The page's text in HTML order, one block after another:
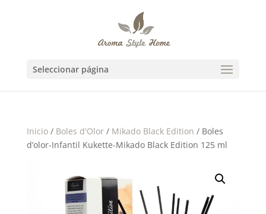
Seleccionar página
Inicio/ Boles d'Olor/ Mikado Black Edition / Boles
d’olor-Infantil Kukette-Mikado Black Edition 125 ml